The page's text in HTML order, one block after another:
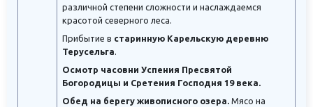
различной степени сложности и наслаждаемся
красотой северного леса.
Прибытие в старинную Карельскую деревню
Терусельга.
Осмотр часовни Успения Пресвятой
Богородицы и Сретения Господня 19 века.
Обед на берегу живописного озера. Мясо на